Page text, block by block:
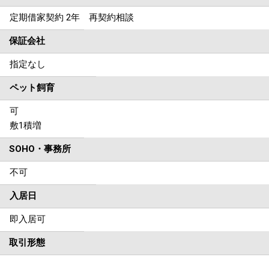
定期借家契約 2年 再契約相談
保証会社
指定なし
ペット飼育
可
敷1積増
SOHO・事務所
不可
入居日
即入居可
取引形態